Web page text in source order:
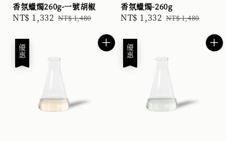
香氛蠟燭260g-一號胡椒
Sale
NT$ 1,332 Regular
NT$ 1,480
香氛蠟燭-260g
Sale
NT$ 1,332 Regular
NT$ 1,480
優惠 優惠